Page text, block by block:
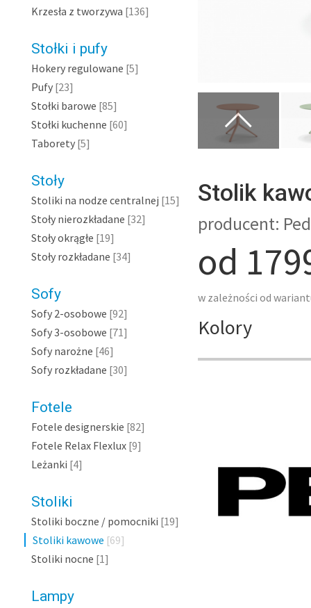
Krzesła z tworzywa [136]
Stołki i pufy
Hokery regulowane [5]
Pufy [23]
Stołki barowe [85]
Stołki kuchenne [60]
Taborety [5]
Stoły
Stoliki na nodze centralnej [15]
Stoły nierozkładane [32]
Stoły okrągłe [19]
Stoły rozkładane [34]
Sofy
Sofy 2-osobowe [92]
Sofy 3-osobowe [71]
Sofy narożne [46]
Sofy rozkładane [30]
Fotele
Fotele designerskie [82]
Fotele Relax Flexlux [9]
Leżanki [4]
Stoliki
Stoliki boczne / pomocniki [19]
Stoliki kawowe [69]
Stoliki nocne [1]
Lampy
Stolik
producent:
od
w zależności od
Kolory